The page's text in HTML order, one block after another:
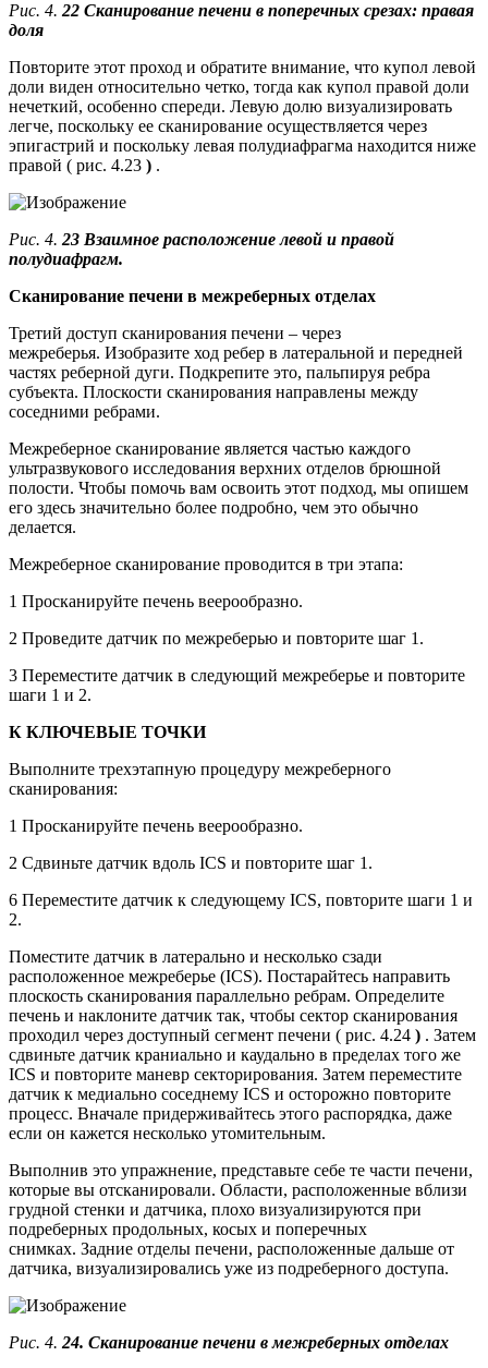
Рис. 4. 22 Сканирование печени в поперечных срезах: правая
доля
Повторите этот проход и обратите внимание, что купол левой
доли виден относительно четко, тогда как купол правой доли
нечеткий, особенно спереди. Левую долю визуализировать
легче, поскольку ее сканирование осуществляется через
эпигастрий и поскольку левая полудиафрагма находится ниже
правой ( рис. 4.23 ) .
Рис. 4. 23 Взаимное расположение левой и правой
полудиафрагм.
Сканирование печени в межреберных отделах
Третий доступ сканирования печени – через
межреберья. Изобразите ход ребер в латеральной и передней
частях реберной дуги. Подкрепите это, пальпируя ребра
субъекта. Плоскости сканирования направлены между
соседними ребрами.
Межреберное сканирование является частью каждого
ультразвукового исследования верхних отделов брюшной
полости. Чтобы помочь вам освоить этот подход, мы опишем
его здесь значительно более подробно, чем это обычно
делается.
Межреберное сканирование проводится в три этапа:
1 Просканируйте печень веерообразно.
2 Проведите датчик по межреберью и повторите шаг 1.
3 Переместите датчик в следующий межреберье и повторите
шаги 1 и 2.
К КЛЮЧЕВЫЕ ТОЧКИ
Выполните трехэтапную процедуру межреберного
сканирования:
1 Просканируйте печень веерообразно.
2 Сдвиньте датчик вдоль ICS и повторите шаг 1.
6 Переместите датчик к следующему ICS, повторите шаги 1 и
2.
Поместите датчик в латерально и несколько сзади
расположенное межреберье (ICS). Постарайтесь направить
плоскость сканирования параллельно ребрам. Определите
печень и наклоните датчик так, чтобы сектор сканирования
проходил через доступный сегмент печени ( рис. 4.24 ) . Затем
сдвиньте датчик краниально и каудально в пределах того же
ICS и повторите маневр секторирования. Затем переместите
датчик к медиально соседнему ICS и осторожно повторите
процесс. Вначале придерживайтесь этого распорядка, даже
если он кажется несколько утомительным.
Выполнив это упражнение, представьте себе те части печени,
которые вы отсканировали. Области, расположенные вблизи
грудной стенки и датчика, плохо визуализируются при
подреберных продольных, косых и поперечных
снимках. Задние отделы печени, расположенные дальше от
датчика, визуализировались уже из подреберного доступа.
Рис. 4. 24. Сканирование печени в межреберных отделах